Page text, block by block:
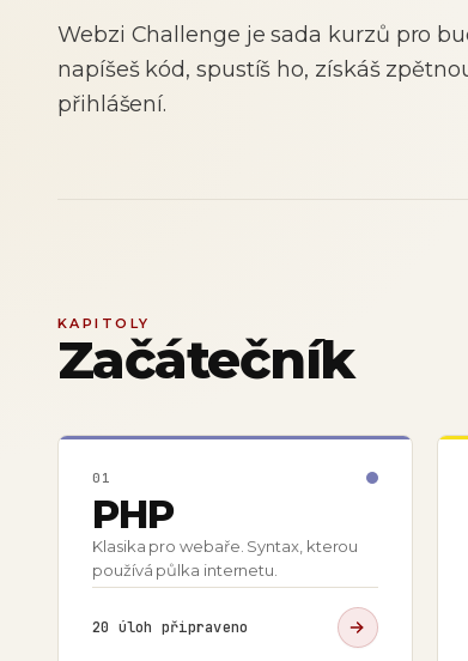
Webzi Challenge je sada kurzů pro
napíšeš kód, spustíš ho, získáš
přihlášení.
KAPITOLY
Začátečník
01
PHP
Klasika pro webaře. Syntax, kterou
používá půlka internetu.
20 úloh připraveno